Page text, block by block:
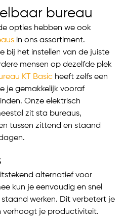
bureau
opties hebben we ook
in ons assortiment.
bij het instellen van de juiste
mensen op dezelfde plek
KT Basic heeft zelfs een
je gemakkelijk vooraf
Onze elektrisch
zit sta bureaus,
tussen zittend en staand
alternatief voor
kun je eenvoudig en snel
werken. Dit verbetert je
je productiviteit.